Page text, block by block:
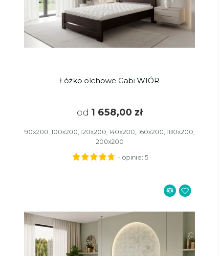
Łóżko olchowe Gabi WIÓR
od 1 658,00 zł
90x200, 100x200, 120x200, 140x200, 160x200, 180x200,
200x200
- opinie: 5